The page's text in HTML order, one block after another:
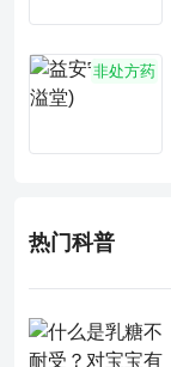
非处方药
热门科普